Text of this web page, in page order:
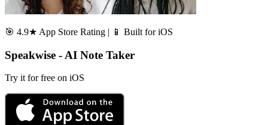
🎯 4.9★ App Store Rating | 📱 Built for iOS
Speakwise - AI Note Taker
Try it for free on iOS